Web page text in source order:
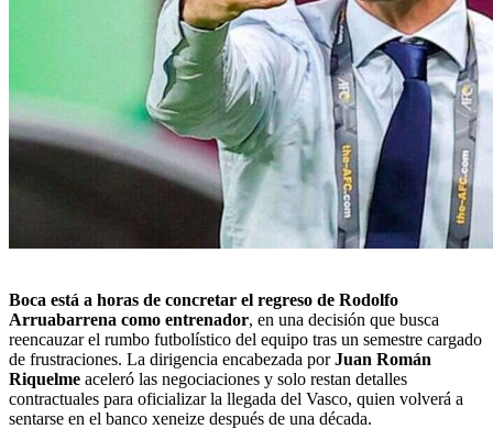
Boca está a horas de concretar el regreso de Rodolfo
Arruabarrena como entrenador, en una decisión que busca
reencauzar el rumbo futbolístico del equipo tras un semestre cargado
de frustraciones. La dirigencia encabezada porJuan Román
Riquelme aceleró las negociaciones y solo restan detalles
contractuales para oficializar la llegada del Vasco, quien volverá a
sentarse en el banco xeneize después de una década.